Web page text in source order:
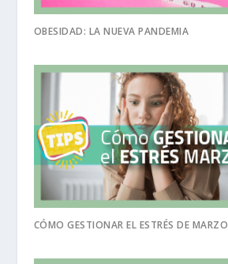
OBESIDAD: LA NUEVA PANDEMIA
CÓMO GESTIONAR EL ESTRÉS DE MARZO